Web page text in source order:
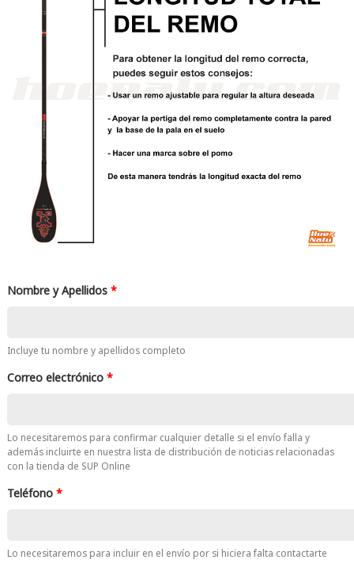
Nombre y Apellidos *
Incluye tu nombre y apellidos completo
Correo electrónico *
Lo necesitaremos para confirmar cualquier detalle si el envío falla y
además incluirte en nuestra lista de distribución de noticias relacionadas
con la tienda de SUP Online
Teléfono *
Lo necesitaremos para incluir en el envío por si hiciera falta contactarte